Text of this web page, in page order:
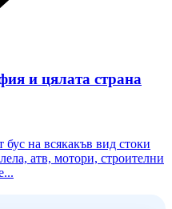
и цялата страна
бус на всякакъв вид стоки
атв, мотори, строителни